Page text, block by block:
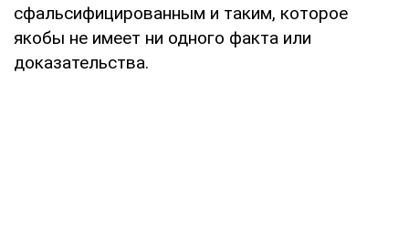
сфальсифицированным и таким, которое
якобы не имеет ни одного факта или
доказательства.